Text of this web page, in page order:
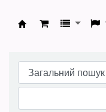
Бібліотека